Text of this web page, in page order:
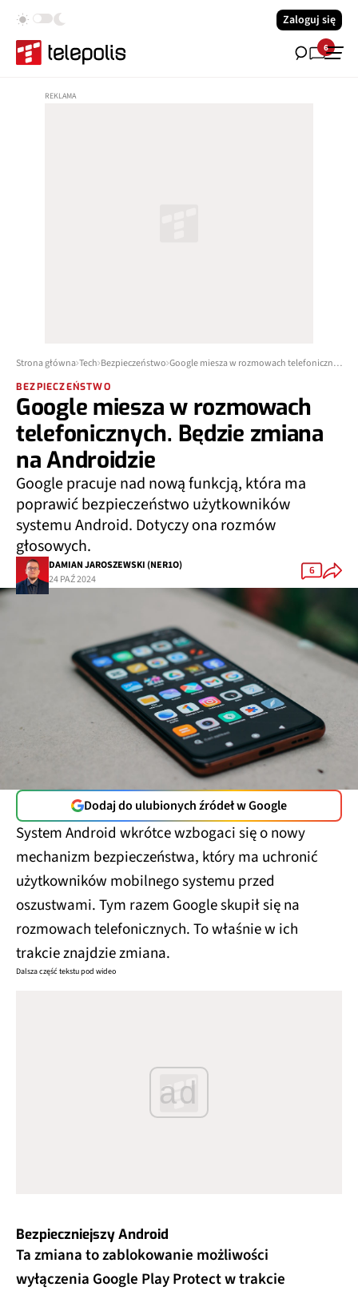
Zaloguj się
6
Strona główna Tech Bezpieczeństwo Google miesza w rozmowach telefonicznych. Będzie zmiana na Androidzie
BEZPIECZEŃSTWO
Google miesza w rozmowach
telefonicznych. Będzie zmiana
na Androidzie
Google pracuje nad nową funkcją, która ma
poprawić bezpieczeństwo użytkowników
systemu Android. Dotyczy ona rozmów
głosowych.
DAMIAN JAROSZEWSKI (NER1O)
24 PAŹ 2024
6
Dodaj do ulubionych źródeł w Google
System Android wkrótce wzbogaci się o nowy
mechanizm bezpieczeństwa, który ma uchronić
użytkowników mobilnego systemu przed
oszustwami. Tym razem Google skupił się na
rozmowach telefonicznych. To właśnie w ich
trakcie znajdzie zmiana.
Dalsza część tekstu pod wideo
ad
Bezpieczniejszy Android
Ta zmiana to zablokowanie możliwości
wyłączenia Google Play Protect w trakcie